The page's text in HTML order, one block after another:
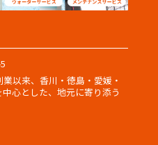
以来、香川・徳島・愛媛・
心とした、地元に寄り添う